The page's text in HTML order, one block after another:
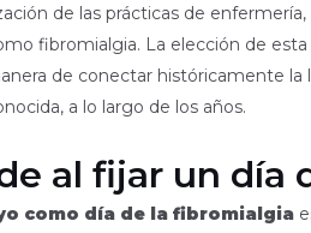
de las prácticas de
fibromialgia. La elección de
de conectar históricamente
a lo largo de los años.
al fijar un día
como día de la fibromialgia